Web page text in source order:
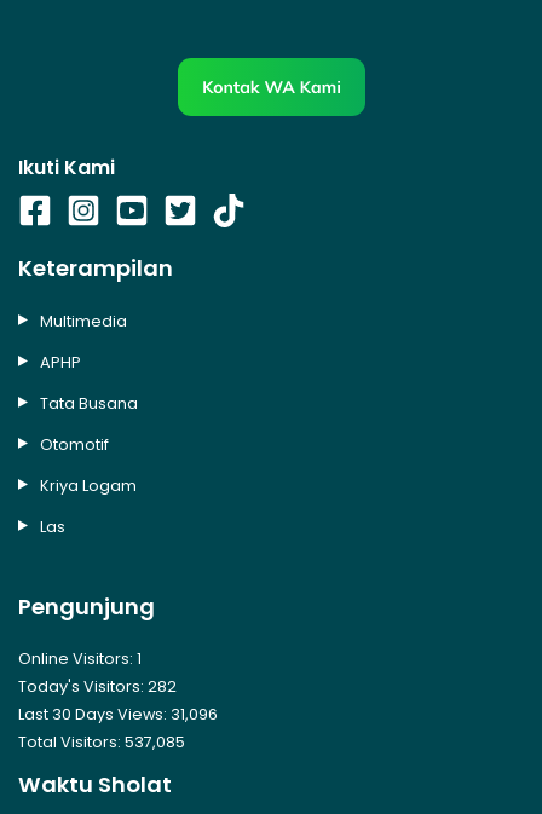
Ikuti Kami
Keterampilan
Multimedia
APHP
Tata Busana
Otomotif
Kriya Logam
Las
Pengunjung
Online Visitors: 1
Today's Visitors: 282
Last 30 Days Views: 31,096
Total Visitors: 537,085
Waktu Sholat